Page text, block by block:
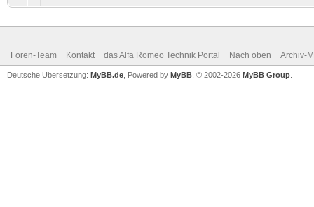
Foren-Team Kontakt das Alfa Romeo Technik Portal Nach oben Archiv-
Deutsche Übersetzung: MyBB.de , Powered by MyBB , © 2002-2026 MyBB Group